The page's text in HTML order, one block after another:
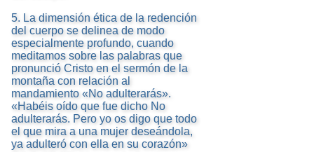
5. La dimensión ética de la redención
del cuerpo se delinea de modo
especialmente profundo, cuando
meditamos sobre las palabras que
pronunció Cristo en el sermón de la
montaña con relación al
mandamiento «No adulterarás».
«Habéis oído que fue dicho No
adulterarás. Pero yo os digo que todo
el que mira a una mujer deseándola,
ya adulteró con ella en su corazón»